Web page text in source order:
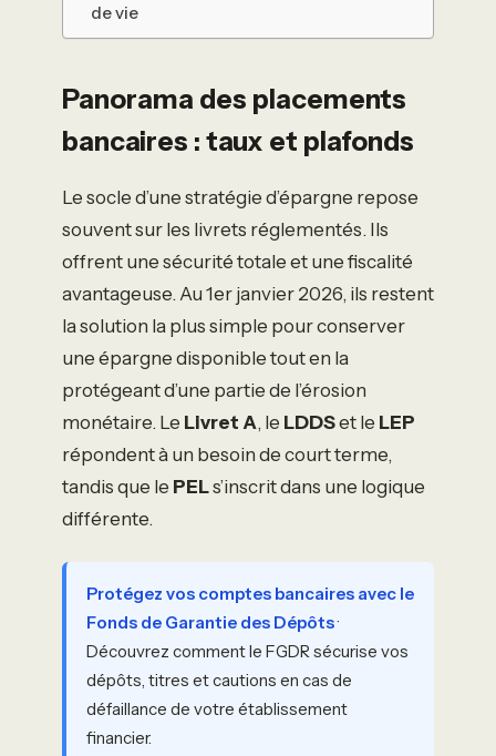
de vie
Panorama des placements
bancaires : taux et plafonds
Le socle d’une stratégie d’épargne repose
souvent sur les livrets réglementés. Ils
offrent une sécurité totale et une fiscalité
avantageuse. Au 1er janvier 2026, ils restent
la solution la plus simple pour conserver
une épargne disponible tout en la
protégeant d’une partie de l’érosion
monétaire. Le Livret A, le LDDSet le LEP
répondent à un besoin de court terme,
tandis que le PELs’inscrit dans une logique
différente.
Protégez vos comptes bancaires avec le
Fonds de Garantie des Dépôts·
Découvrez comment le FGDR sécurise vos
dépôts, titres et cautions en cas de
défaillance de votre établissement
financier.